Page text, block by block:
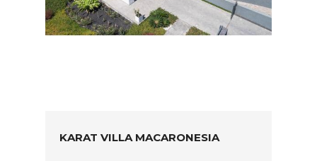
KARAT VILLA MACARONESIA